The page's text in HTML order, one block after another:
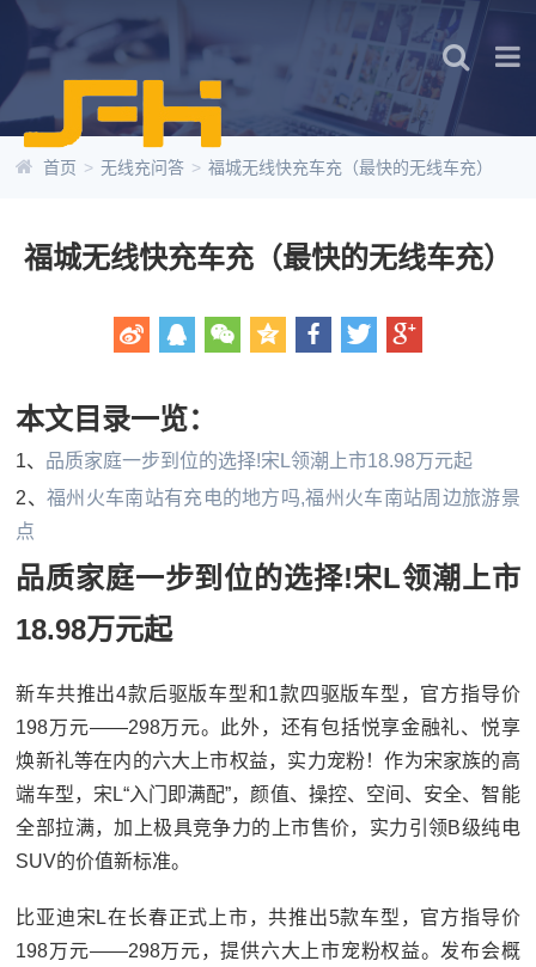
首页 > 无线充问答 > 福城无线快充车充（最快的无线车充）
福城无线快充车充（最快的无线车充）
本文目录一览：
1、 品质家庭一步到位的选择!宋L领潮上市18.98万元起
2、福州火车南站有充电的地方吗,福州火车南站周边旅游景
点
品质家庭一步到位的选择!宋L领潮上市
18.98万元起
新车共推出4款后驱版车型和1款四驱版车型，官方指导价
198万元——298万元。此外，还有包括悦享金融礼、悦享
焕新礼等在内的六大上市权益，实力宠粉！作为宋家族的高
端车型，宋L“入门即满配”，颜值、操控、空间、安全、智能
全部拉满，加上极具竞争力的上市售价，实力引领B级纯电
SUV的价值新标准。
比亚迪宋L在长春正式上市，共推出5款车型，官方指导价
198万元——298万元，提供六大上市宠粉权益。发布会概